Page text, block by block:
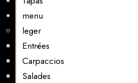
menu
leger
Entrées
Carpaccios
Salades